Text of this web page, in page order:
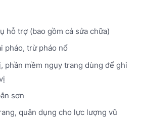
hỗ trợ (bao gồm cả sửa chữa)
pháo, trừ pháo nổ
phần mềm ngụy trang dùng để ghi
sơn
quân dụng cho lực lượng vũ